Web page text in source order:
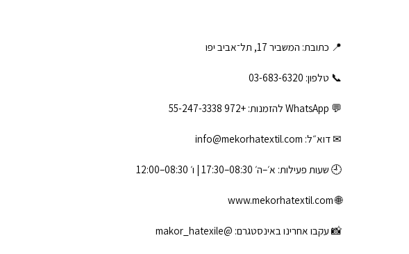
📍 כתובת: המשביר 17, תל־אביב יפו
📞 טלפון: ‎03-683-6320
💬 WhatsApp להזמנות: +972 55-247-3338
✉ דוא״ל: info@mekorhatextil.com
🕘 שעות פעילות: א׳–ה׳ 08:30–17:30 | ו׳ 08:30–12:00
🌐
www.mekorhatextil.com
📸 עקבו אחרינו באינסטגרם: @makor_hatexile